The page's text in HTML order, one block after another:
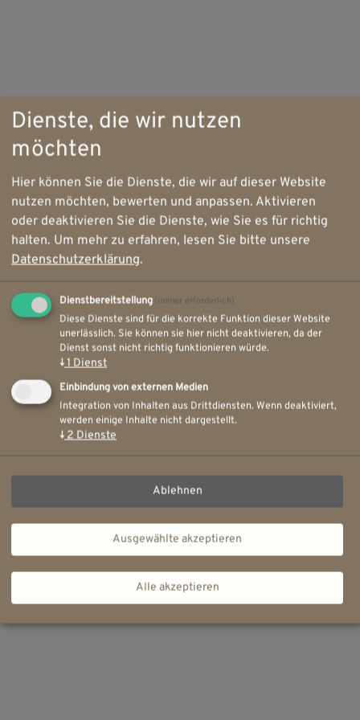
Dienste, die wir nutzen
möchten
Hier können Sie die Dienste, die wir auf dieser Website
nutzen möchten, bewerten und anpassen. Aktivieren
oder deaktivieren Sie die Dienste, wie Sie es für richtig
halten. Um mehr zu erfahren, lesen Sie bitte unsere
Datenschutzerklärung.
Dienstbereitstellung (immer erforderlich)
Diese Dienste sind für die korrekte Funktion dieser Website
unerlässlich. Sie können sie hier nicht deaktivieren, da der
Dienst sonst nicht richtig funktionieren würde.
↓1Dienst
Einbindung von externen Medien
Integration von Inhalten aus Drittdiensten. Wenn deaktiviert,
werden einige Inhalte nicht dargestellt.
↓2Dienste
Ablehnen
Ausgewählte akzeptieren
Alle akzeptieren